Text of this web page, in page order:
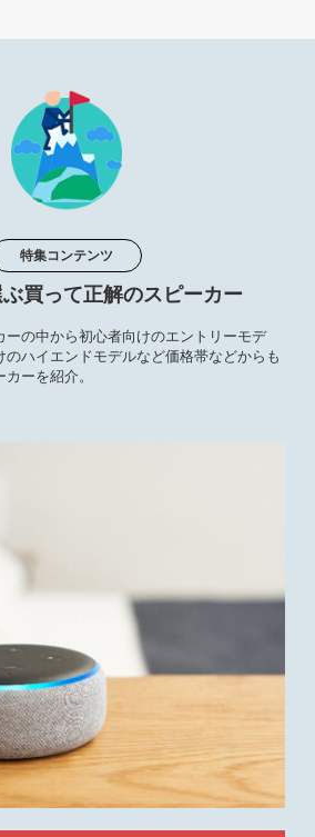
特集コンテンツ
買って正解のスピーカー
ーの中から初心者向けのエントリーモデ
のハイエンドモデルなど価格帯などからも
ーを紹介。